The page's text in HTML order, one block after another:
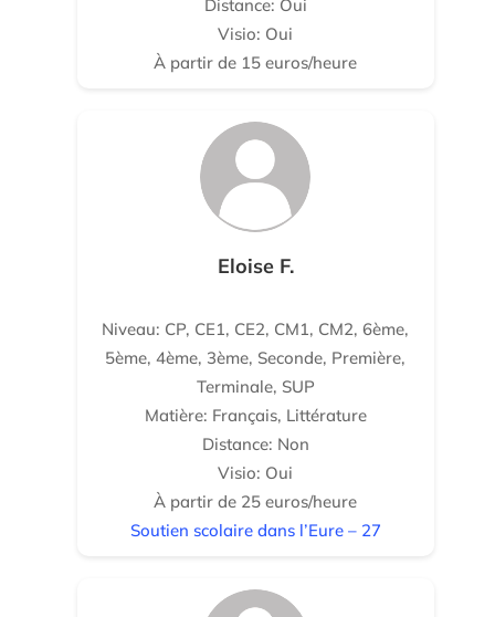
Distance: Oui
Visio: Oui
À partir de 15 euros/heure
Eloise F.
Niveau: CP, CE1, CE2, CM1, CM2, 6ème,
5ème, 4ème, 3ème, Seconde, Première,
Terminale, SUP
Matière: Français, Littérature
Distance: Non
Visio: Oui
À partir de 25 euros/heure
Soutien scolaire dans l’Eure – 27